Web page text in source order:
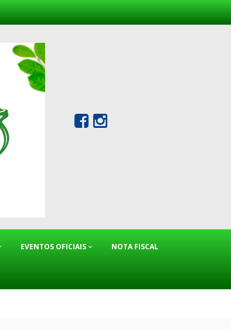
EVENTOS OFICIAIS NOTA FISCAL